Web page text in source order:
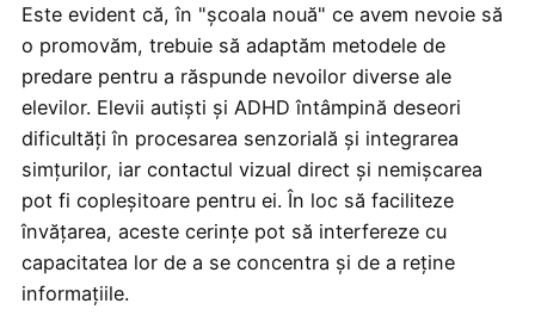
Este evident că, în "școala nouă" ce avem nevoie să
o promovăm, trebuie să adaptăm metodele de
predare pentru a răspunde nevoilor diverse ale
elevilor. Elevii autiști și ADHD întâmpină deseori
dificultăți în procesarea senzorială și integrarea
simțurilor, iar contactul vizual direct și nemișcarea
pot fi copleșitoare pentru ei. În loc să faciliteze
învățarea, aceste cerințe pot să interfereze cu
capacitatea lor de a se concentra și de a reține
informațiile.